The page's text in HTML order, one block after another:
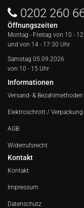
0202 260
Öffnungszeiten
Montag - Freitag von 10 -
und von 14 - 17:30 Uhr
Samstag 05.09.2026
von 10 - 15 Uhr
Informationen
Versand- & Bezahlmethoden
Elektroschrott / Verpackung
AGB
Widerrufsrecht
Kontakt
Kontakt
Impressum
Datenschutz